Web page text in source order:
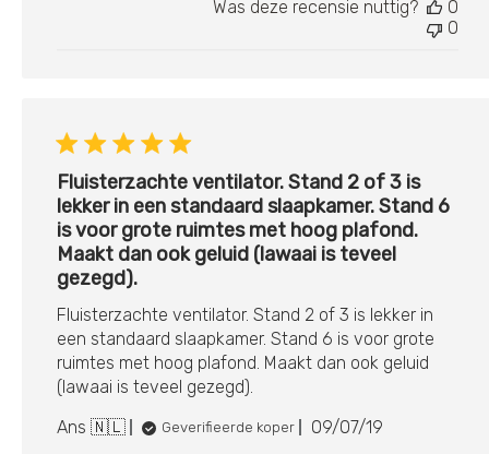
Was deze recensie nuttig?
0
0
Fluisterzachte ventilator. Stand 2 of 3 is
lekker in een standaard slaapkamer. Stand 6
is voor grote ruimtes met hoog plafond.
Maakt dan ook geluid (lawaai is teveel
gezegd).
Fluisterzachte ventilator. Stand 2 of 3 is lekker in
een standaard slaapkamer. Stand 6 is voor grote
ruimtes met hoog plafond. Maakt dan ook geluid
(lawaai is teveel gezegd).
Ans 🇳🇱
Geverifieerde koper Publicatiedatum
09/07/19